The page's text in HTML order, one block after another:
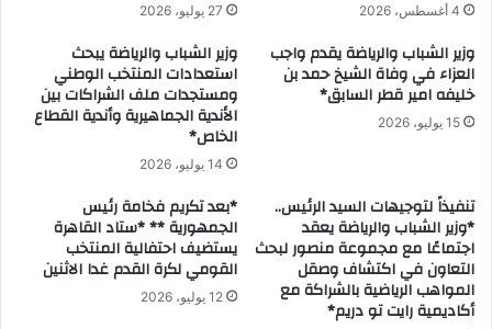
4 أغسطس، 2026 27 يوليو، 2026
وزير الشباب والرياضة يقدم واجب
العزاء في وفاة الشيخ حمد بن
خليفه امير قطر السابق*
15 يوليو، 2026
وزير الشباب والرياضة يبحث
استعدادات المنتخب الوطني
ومستجدات ملف الشراكات بين
الأندية الجماهيرية وأندية القطاع
الخاص*
14 يوليو، 2026
تنفيذاً لتوجيهات السيد الرئيس..
*وزير الشباب والرياضة يعقد
اجتماعًا مع مجموعة منصور لبحث
التعاون في اكتشاف وصقل
المواهب الرياضية بالشراكة مع
أكاديمية رايت تو دريم*
*بعد تكريم فخامة رئيس
الجمهورية ** *ستاد القاهرة
يستضيف احتفالية المنتخب
القومي لكرة القدم غدا الاثنين
12 يوليو، 2026